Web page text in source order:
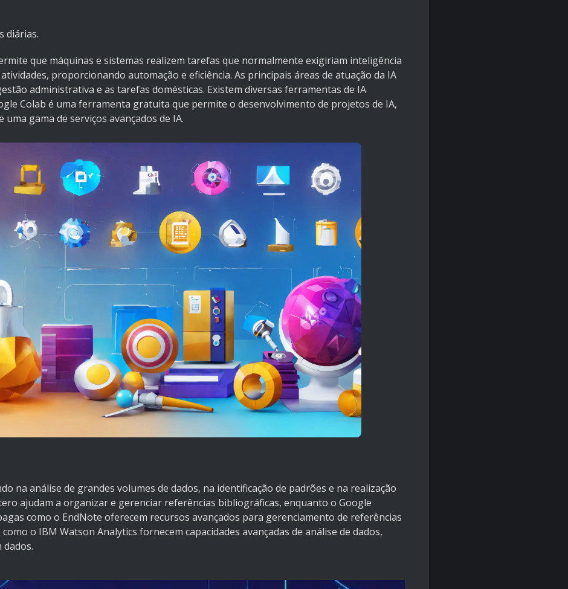
diárias.
que máquinas e sistemas realizem tarefas que normalmente exigiriam inteligência
proporcionando automação e eficiência. As principais áreas de atuação da IA
administrativa e as tarefas domésticas. Existem diversas ferramentas de IA
Colab é uma ferramenta gratuita que permite o desenvolvimento de projetos de IA,
gama de serviços avançados de IA.
na análise de grandes volumes de dados, na identificação de padrões e na realização
ajudam a organizar e gerenciar referências bibliográficas, enquanto o Google
como o EndNote oferecem recursos avançados para gerenciamento de referências
o IBM Watson Analytics fornecem capacidades avançadas de análise de dados,